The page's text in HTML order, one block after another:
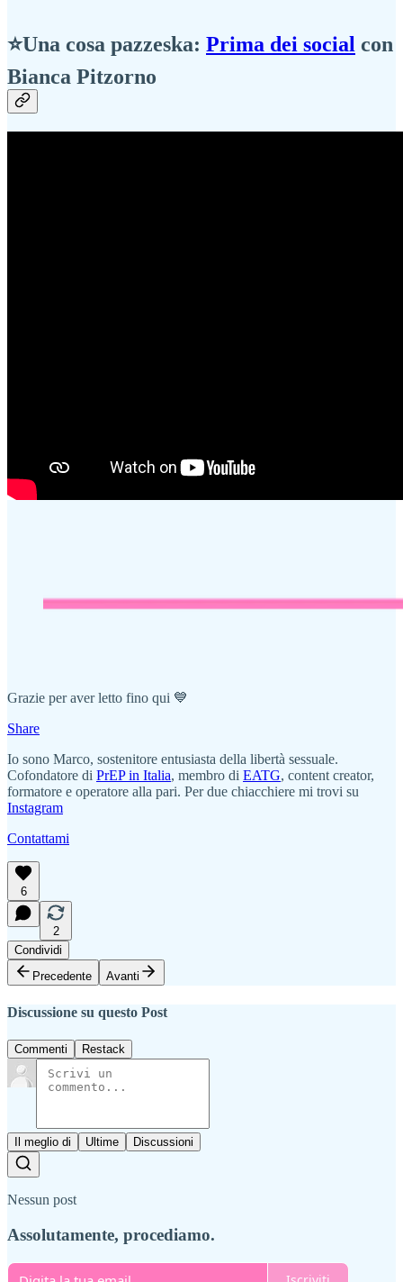
⭐Una cosa pazzeska: Prima dei social con
Bianca Pitzorno
Grazie per aver letto fino qui 💙
Share
Io sono Marco, sostenitore entusiasta della libertà sessuale.
Cofondatore di PrEP in Italia, membro di EATG, content creator,
formatore e operatore alla pari. Per due chiacchiere mi trovi su
Instagram
Contattami
6
2
Condividi
Precedente
Avanti
Discussione su questo Post
Commenti Restack
Il meglio di Ultime Discussioni
Nessun post
Assolutamente, procediamo.